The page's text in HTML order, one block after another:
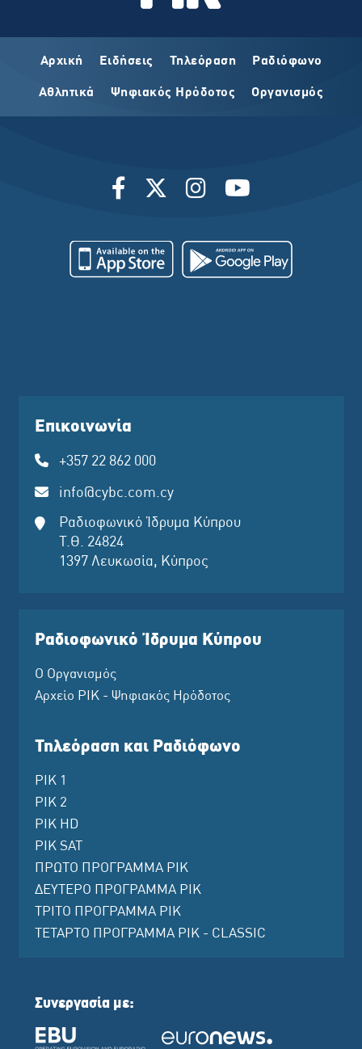
Αρχική Ειδήσεις Τηλεόραση Ραδιόφωνο
Αθλητικά Ψηφιακός Ηρόδοτος Οργανισμός
Επικοινωνία
+357 22 862 000
info@cybc.com.cy
Ραδιοφωνικό Ίδρυμα Κύπρου
Τ.Θ. 24824
1397 Λευκωσία, Κύπρος
Ραδιοφωνικό Ίδρυμα Κύπρου
Ο Οργανισμός
Αρχείο ΡΙΚ - Ψηφιακός Ηρόδοτος
Τηλεόραση και Ραδιόφωνο
ΡΙΚ 1
ΡΙΚ 2
ΡΙΚ HD
ΡΙΚ SAT
ΠΡΩΤΟ ΠΡΟΓΡΑΜΜΑ ΡΙΚ
ΔΕΥΤΕΡΟ ΠΡΟΓΡΑΜΜΑ ΡΙΚ
ΤΡΙΤΟ ΠΡΟΓΡΑΜΜΑ ΡΙΚ
ΤΕΤΑΡΤΟ ΠΡΟΓΡΑΜΜΑ ΡΙΚ - CLASSIC
Συνεργασία με: